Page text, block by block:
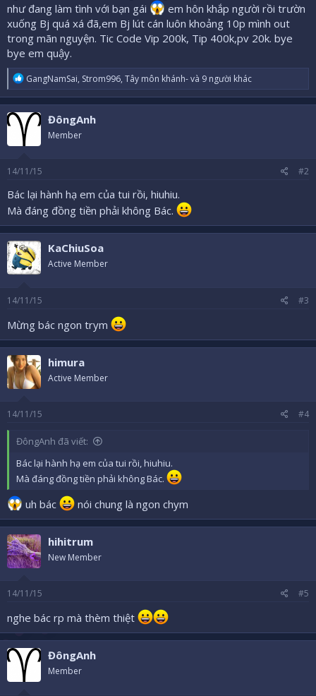
như đang làm tình với bạn gái
em hôn khắp người rồi trườn
xuống Bj quá xá đã,em Bj lút cán luôn khoảng 10p mình out
trong mãn nguyện. Tic Code Vip 200k, Tip 400k,pv 20k. bye
bye em quậy.
R
e
a
c
t
i
o
s
GangNamSai, Strom996, Tây môn khánh-và 9 người khác
ĐôngAnh
Member
14/11/15 #2
Bác lại hành hạ em của tui rồi, hiuhiu.
Mà đáng đồng tiền phải không Bác.
KaChiuSoa
Active Member
14/11/15 #3
Mừng bác ngon trym
himura
Active Member
14/11/15 #4
ĐôngAnh đã viết:
Bác lại hành hạ em của tui rồi, hiuhiu.
Mà đáng đồng tiền phải không Bác.
uh bác nói chung là ngon chym
hihitrum
New Member
14/11/15 #5
nghe bác rp mà thèm thiệt
ĐôngAnh
Member